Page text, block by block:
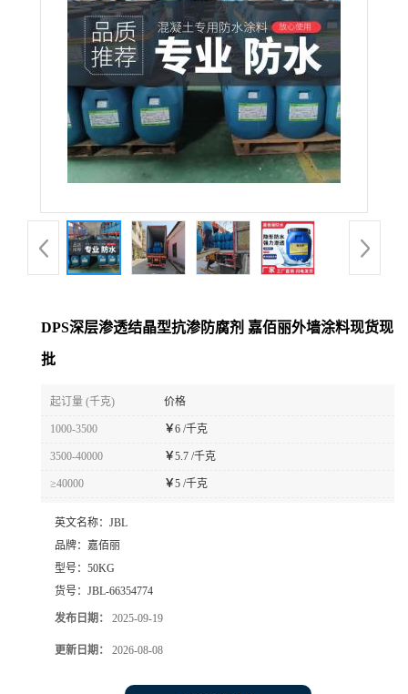
DPS深层渗透结晶型抗渗防腐剂 嘉佰丽外墙涂料现货现
批
起订量 (千克) 价格
1000-3500 ￥6 /千克
3500-40000 ￥5.7 /千克
≥40000 ￥5 /千克
英文名称： JBL
品牌： 嘉佰丽
型号： 50KG
货号： JBL-66354774
发布日期： 2025-09-19
更新日期： 2026-08-08